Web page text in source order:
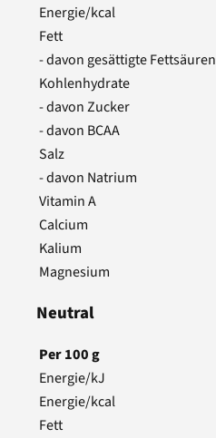
Energie/kcal
Fett
- davon gesättigte Fettsäuren
Kohlenhydrate
- davon Zucker
- davon BCAA
Salz
- davon Natrium
Vitamin A
Calcium
Kalium
Magnesium
Neutral
Per100g
Energie/kJ
Energie/kcal
Fett